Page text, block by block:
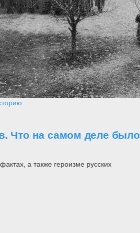
Что на самом деле было
а также героизме русских